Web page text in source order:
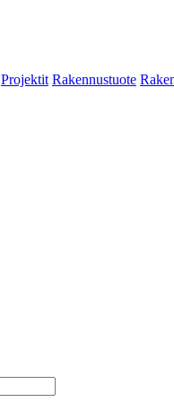
Projektit Rakennustuote